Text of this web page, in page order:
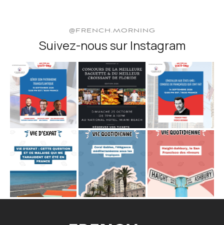
@FRENCH.MORNING
Suivez-nous sur Instagram